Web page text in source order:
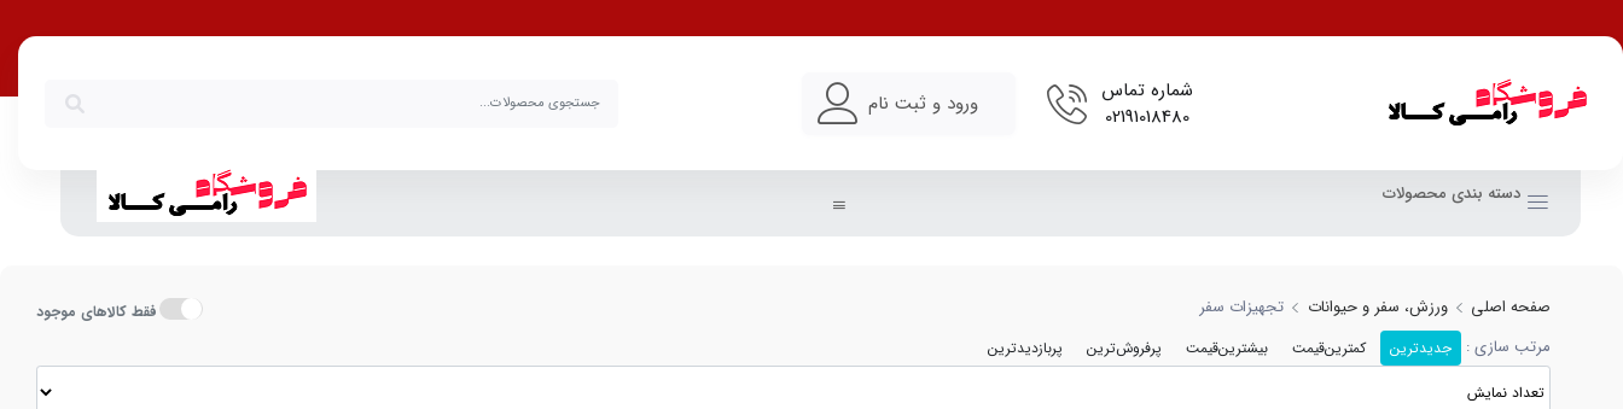
خرید و مقایسه انواع تجهیزات سفر با بهترین قیمت
شماره تماس
02191018480
ورود و ثبت نام
دسته بندی محصولات
صفحه اصلی ورزش، سفر و حیوانات تجهیزات سفر فقط کالاهای موجود
مرتب سازی : جدیدترین کمترین‌قیمت بیشترین‌قیمت پرفروش‌ترین پربازدیدترین